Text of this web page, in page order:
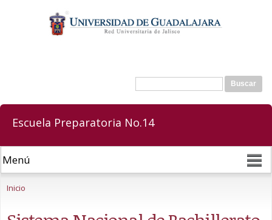
contenido
principal
Formulario de búsqueda
Buscar
Escuela Preparatoria No.14
Inicio